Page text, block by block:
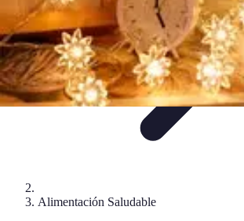
Alimentación Saludable